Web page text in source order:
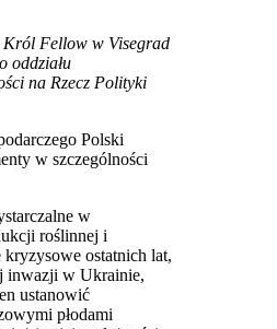
Król Fellow w Visegrad
oddziału
na Rzecz Polityki
Polski
w szczególności
w
roślinnej i
ostatnich lat,
inwazji w Ukrainie,
ustanowić
płodami